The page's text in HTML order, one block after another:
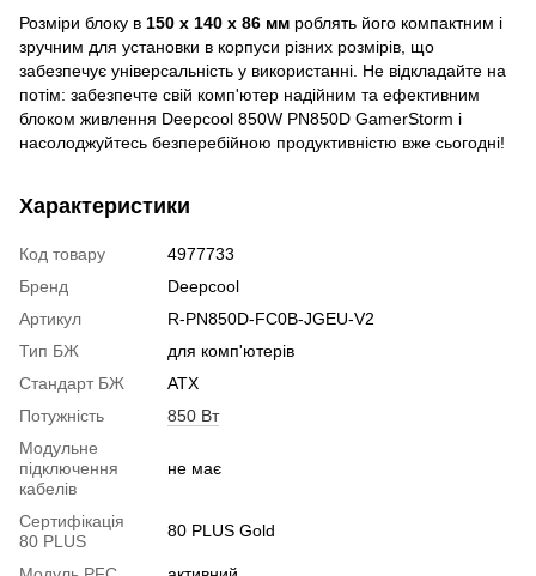
Розміри блоку в 150 х 140 х 86 мм роблять його компактним і
зручним для установки в корпуси різних розмірів, що
забезпечує універсальність у використанні. Не відкладайте на
потім: забезпечте свій комп'ютер надійним та ефективним
блоком живлення Deepcool 850W PN850D GamerStorm і
насолоджуйтесь безперебійною продуктивністю вже сьогодні!
Характеристики
Код товару
4977733
Бренд
Deepcool
Артикул
R-PN850D-FC0B-JGEU-V2
Тип БЖ
для комп'ютерів
Стандарт БЖ
ATX
Потужність
850 Вт
Модульне
підключення
кабелів
не має
Сертифікація
80 PLUS
80 PLUS Gold